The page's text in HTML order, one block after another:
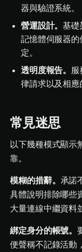
器與驗證系統。
營運設計。基礎
記憶體伺服器
定。
透明度報告。 服
律請求以及相應
常見迷思
以下幾種模式顯示
靠。
模糊的措辭。 承諾
具體說明排除哪些
大量連線中繼資料
綁定身分的帳號。
便聲稱不記錄活動